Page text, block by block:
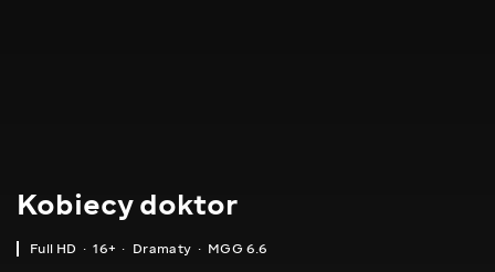
Kobiecy doktor
Full HD 16+ Dramaty MGG 6.6